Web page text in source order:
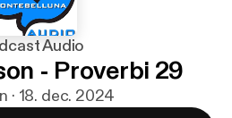
Audio
- Proverbi 29
· 18. dec. 2024